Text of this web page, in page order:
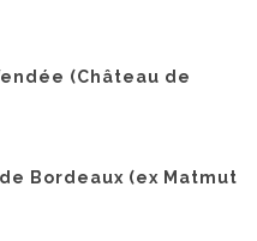
(Château de
Bordeaux (ex Matmut